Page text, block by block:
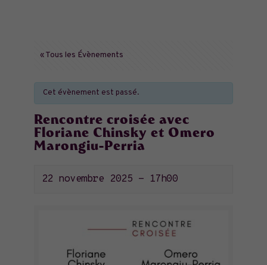
« Tous les Évènements
Cet évènement est passé.
Rencontre croisée avec
Floriane Chinsky et Omero
Marongiu-Perria
22 novembre 2025 - 17h00